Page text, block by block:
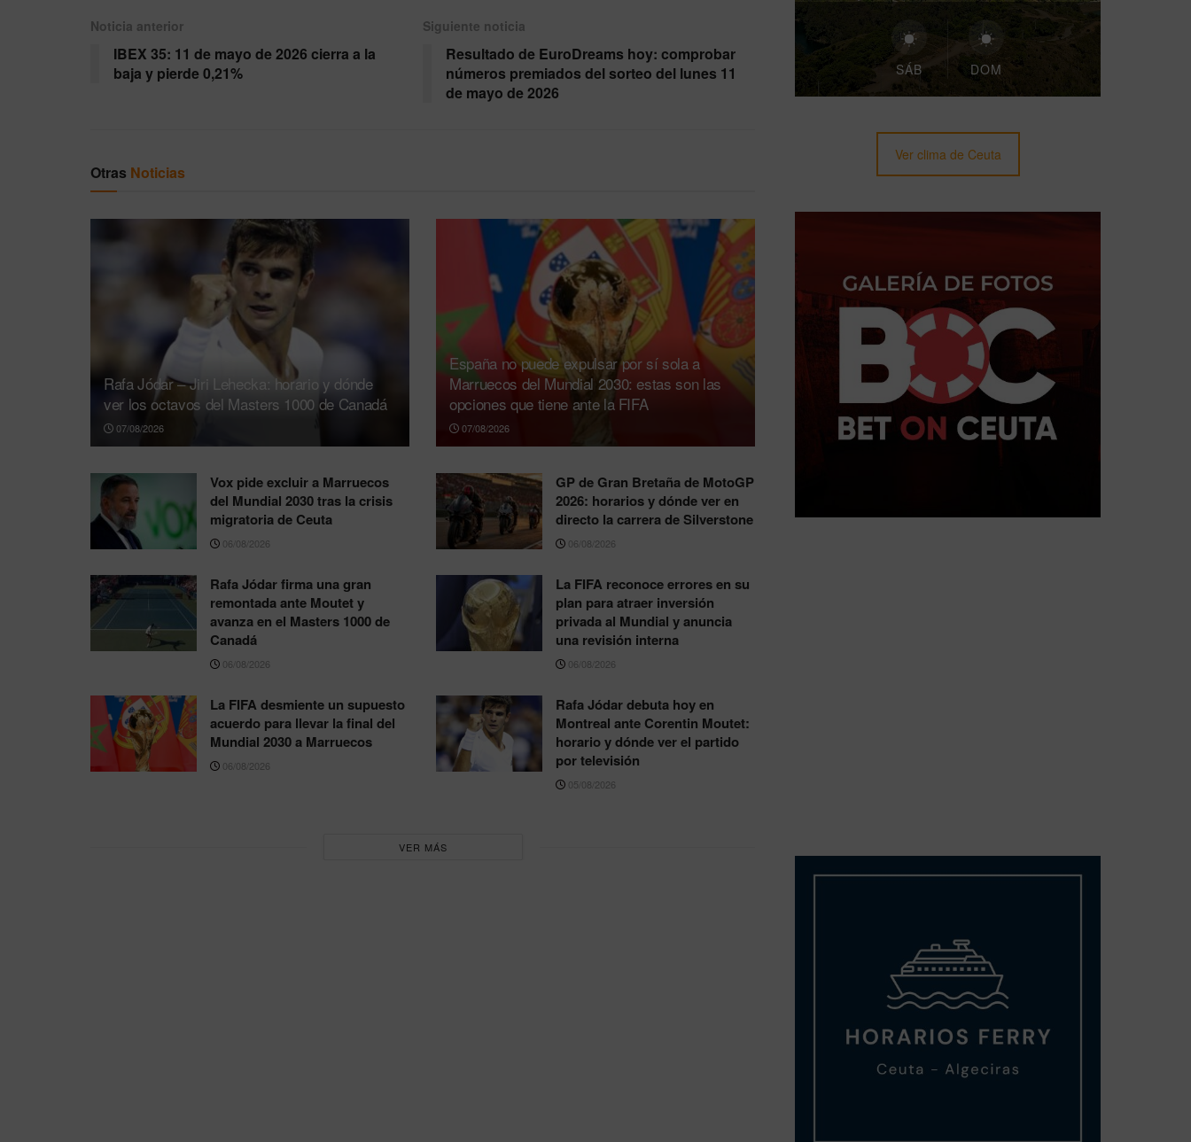
Noticia anterior
IBEX 35: 11 de mayo de 2026 cierra a la
baja y pierde 0,21%
Siguiente noticia
Resultado de EuroDreams hoy: comprobar
números premiados del sorteo del lunes 11
de mayo de 2026
Otras Noticias
Rafa Jódar – Jiri Lehecka: horario y dónde
ver los octavos del Masters 1000 de Canadá
07/08/2026
España no puede expulsar por sí sola a
Marruecos del Mundial 2030: estas son las
opciones que tiene ante la FIFA
07/08/2026
Vox pide excluir a Marruecos
del Mundial 2030 tras la crisis
migratoria de Ceuta
06/08/2026
GP de Gran Bretaña de MotoGP
2026: horarios y dónde ver en
directo la carrera de Silverstone
06/08/2026
Rafa Jódar firma una gran
remontada ante Moutet y
avanza en el Masters 1000 de
Canadá
06/08/2026
La FIFA reconoce errores en su
plan para atraer inversión
privada al Mundial y anuncia
una revisión interna
06/08/2026
La FIFA desmiente un supuesto
acuerdo para llevar la final del
Mundial 2030 a Marruecos
06/08/2026
Rafa Jódar debuta hoy en
Montreal ante Corentin Moutet:
horario y dónde ver el partido
por televisión
05/08/2026
VER MÁS
SÁB DOM
Ver clima de Ceuta